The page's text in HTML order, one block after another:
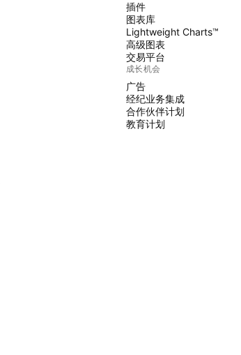
插件
图表库
Lightweight Charts™
高级图表
交易平台
成长机会
广告
经纪业务集成
合作伙伴计划
教育计划